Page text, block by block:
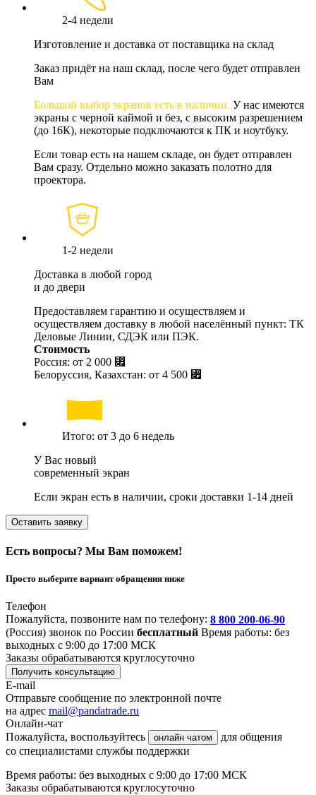
2-4 недели
Изготовление и доставка от поставщика на склад
Заказ придёт на наш склад, после чего будет отправлен
Вам
Большой выбор экранов есть в наличии. У нас имеются
экраны с черной каймой и без, с высоким разрешением
(до 16К), некоторые подключаются к ПК и ноутбуку.
Если товар есть на нашем складе, он будет отправлен
Вам сразу. Отдельно можно заказать полотно для
проектора.
1-2 недели
Доставка в любой город
и до двери
Предоставляем гарантию и осуществляем и
осуществляем доставку в любой населённый пункт: ТК
Деловые Линии, СДЭК или ПЭК.
Стоимость
Россия: от 2 000 ⃏
Белоруссия, Казахстан: от 4 500 ⃏
Итого: от 3 до 6 недель
У Вас новый
современный экран
Если экран есть в наличии, сроки доставки 1-14 дней
Оставить заявку
Есть вопросы? Мы Вам поможем!
Просто выберите вариант обращения ниже
Телефон
Пожалуйста, позвоните нам по телефону: 8 800 200-06-90
(Россия) звонок по России бесплатный Время работы: без
выходных с 9:00 до 17:00 МСК
Заказы обрабатываются круглосуточно
Получить консультацию
E-mail
Отправьте сообщение по электронной почте
на адрес mail@pandatrade.ru
Онлайн-чат
Пожалуйста, воспользуйтесь
онлайн чатом
для общения
со специалистами службы поддержки
Время работы: без выходных с 9:00 до 17:00 МСК
Заказы обрабатываются круглосуточно